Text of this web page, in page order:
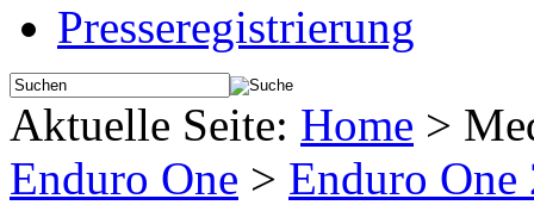
Presseregistrierung
Aktuelle Seite: Home >
Enduro One > Enduro One